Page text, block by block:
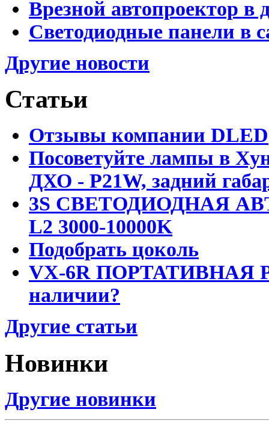
Врезной автопроектор в
Светодиодные панели в
Другие новости
Статьи
Отзывы компании DLED
Посоветуйте лампы в
ДХО - P21W, задний
3S СВЕТОДИОДНАЯ
L2 3000-10000K
Подобрать цоколь
VX-6R ПОРТАТИВНАЯ
наличии?
Другие статьи
Новинки
Другие новинки